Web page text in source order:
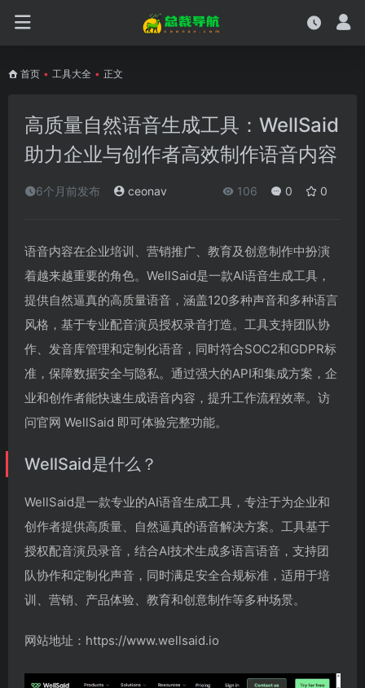
首页 • 工具大全 • 正文
高质量自然语音生成工具：WellSaid
助力企业与创作者高效制作语音内容
6个月前发布 ceonav 106 0 0
语音内容在企业培训、营销推广、教育及创意制作中扮演
着越来越重要的角色。WellSaid是一款AI语音生成工具，
提供自然逼真的高质量语音，涵盖120多种声音和多种语言
风格，基于专业配音演员授权录音打造。工具支持团队协
作、发音库管理和定制化语音，同时符合SOC2和GDPR标
准，保障数据安全与隐私。通过强大的API和集成方案，企
业和创作者能快速生成语音内容，提升工作流程效率。访
问官网 WellSaid 即可体验完整功能。
WellSaid是什么？
WellSaid是一款专业的AI语音生成工具，专注于为企业和
创作者提供高质量、自然逼真的语音解决方案。工具基于
授权配音演员录音，结合AI技术生成多语言语音，支持团
队协作和定制化声音，同时满足安全合规标准，适用于培
训、营销、产品体验、教育和创意制作等多种场景。
网站地址：https://www.wellsaid.io